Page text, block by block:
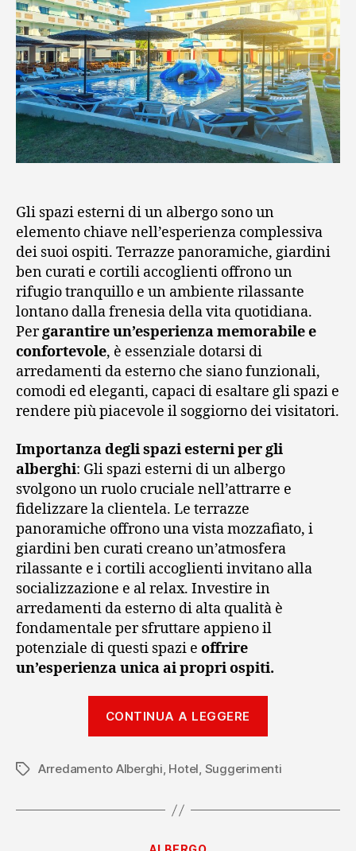
Gli spazi esterni di un albergo sono un
elemento chiave nell’esperienza complessiva
dei suoi ospiti. Terrazze panoramiche, giardini
ben curati e cortili accoglienti offrono un
rifugio tranquillo e un ambiente rilassante
lontano dalla frenesia della vita quotidiana.
Pergarantire un’esperienza memorabile e
confortevole, è essenziale dotarsi di
arredamenti da esterno che siano funzionali,
comodi ed eleganti, capaci di esaltare gli spazi e
rendere più piacevole il soggiorno dei visitatori.
Importanza degli spazi esterni per gli
alberghi: Gli spazi esterni di un albergo
svolgono un ruolo cruciale nell’attrarre e
fidelizzare la clientela. Le terrazze
panoramiche offrono una vista mozzafiato, i
giardini ben curati creano un’atmosfera
rilassante e i cortili accoglienti invitano alla
socializzazione e al relax. Investire in
arredamenti da esterno di alta qualità è
fondamentale per sfruttare appieno il
potenziale di questi spazi e offrire
un’esperienza unica ai propri ospiti.
CONTINUA A LEGGERE
per
Tag Arredamento Alberghi, Hotel, Suggerimenti
Categorie